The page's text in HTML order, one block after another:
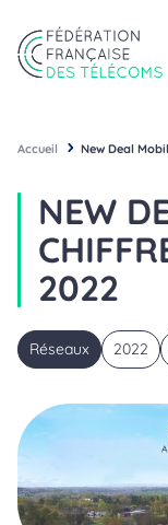
Accueil New Deal
NEW
2022
Réseaux 2022